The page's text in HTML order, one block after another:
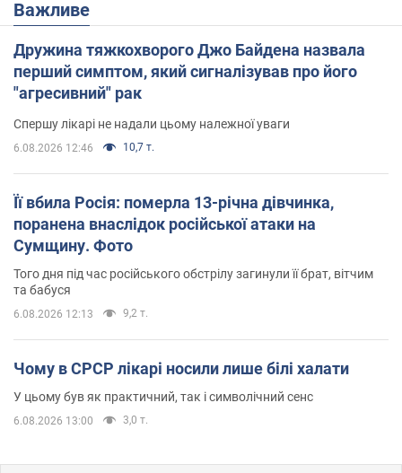
Важливе
Дружина тяжкохворого Джо Байдена назвала
перший симптом, який сигналізував про його
"агресивний" рак
Спершу лікарі не надали цьому належної уваги
6.08.2026 12:46 10,7 т.
Її вбила Росія: померла 13-річна дівчинка,
поранена внаслідок російської атаки на
Сумщину. Фото
Того дня під час російського обстрілу загинули її брат, вітчим
та бабуся
6.08.2026 12:13 9,2 т.
Чому в СРСР лікарі носили лише білі халати
У цьому був як практичний, так і символічний сенс
6.08.2026 13:00 3,0 т.